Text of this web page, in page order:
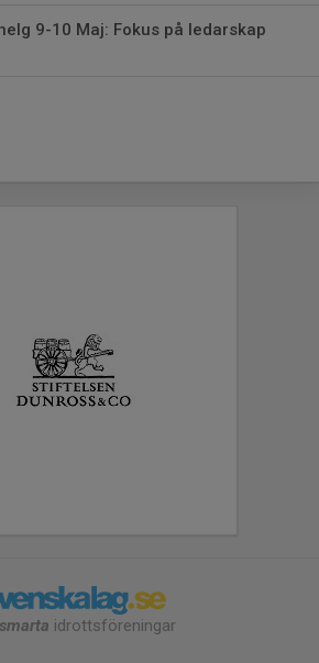
9-10 Maj: Fokus på ledarskap
smarta idrottsföreningar